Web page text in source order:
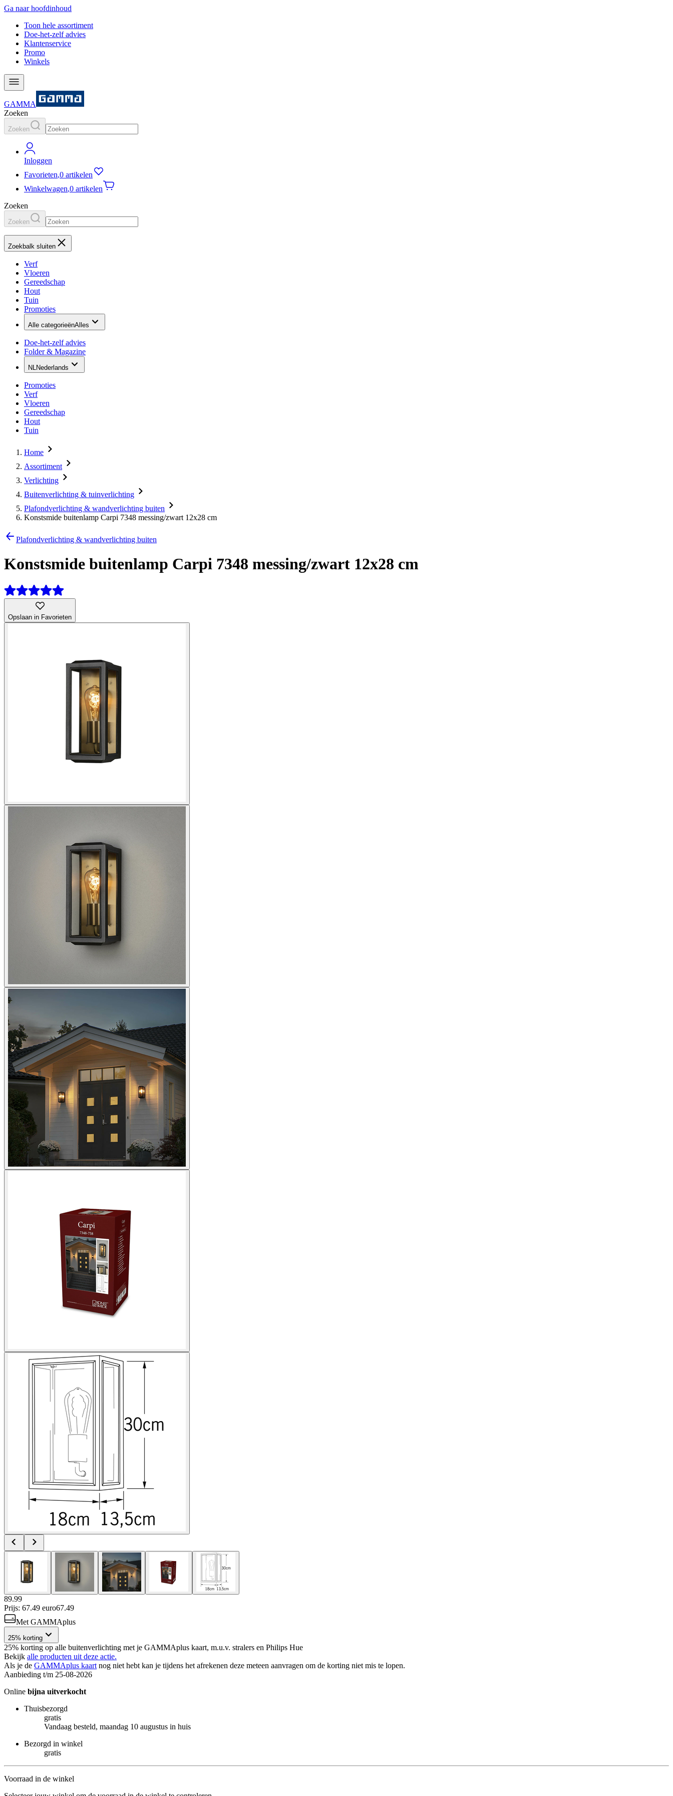
Ga naar hoofdinhoud
Toon hele assortiment
Doe-het-zelf advies
Klantenservice
Promo
Winkels
GAMMA
Zoeken
Zoeken
Inloggen
Favorieten,0 artikelen
Winkelwagen,0 artikelen
Zoeken
Zoeken
Zoekbalk sluiten
Verf
Vloeren
Gereedschap
Hout
Tuin
Promoties
Alle categorieënAlles
Doe-het-zelf advies
Folder & Magazine
NLNederlands
Promoties
Verf
Vloeren
Gereedschap
Hout
Tuin
Home
Assortiment
Verlichting
Buitenverlichting & tuinverlichting
Plafondverlichting & wandverlichting buiten
Konstsmide buitenlamp Carpi 7348 messing/zwart 12x28 cm
Plafondverlichting & wandverlichting buiten
Konstsmide buitenlamp Carpi 7348 messing/zwart 12x28 cm
Opslaan in Favorieten
89.99
Prijs: 67.49 euro67.49
Met GAMMAplus
25% korting
25% korting op alle buitenverlichting met je GAMMAplus kaart, m.u.v. stralers en Philips Hue
Bekijk alle producten uit deze actie.
Als je de GAMMAplus kaart nog niet hebt kan je tijdens het afrekenen deze meteen aanvragen om de korting niet mis te lopen.
Aanbieding t/m 25-08-2026
Online bijna uitverkocht
Thuisbezorgd
gratis
Vandaag besteld, maandag 10 augustus in huis
Bezorgd in winkel
gratis
Voorraad in de winkel